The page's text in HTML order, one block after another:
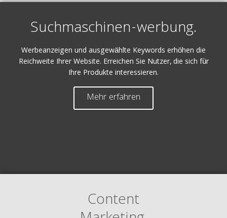
Suchmaschinen-werbung.
Werbeanzeigen und ausgewählte Keywords erhöhen die
Reichweite Ihrer Website. Erreichen Sie Nutzer, die sich für
Ihre Produkte interessieren.
Mehr erfahren
Content